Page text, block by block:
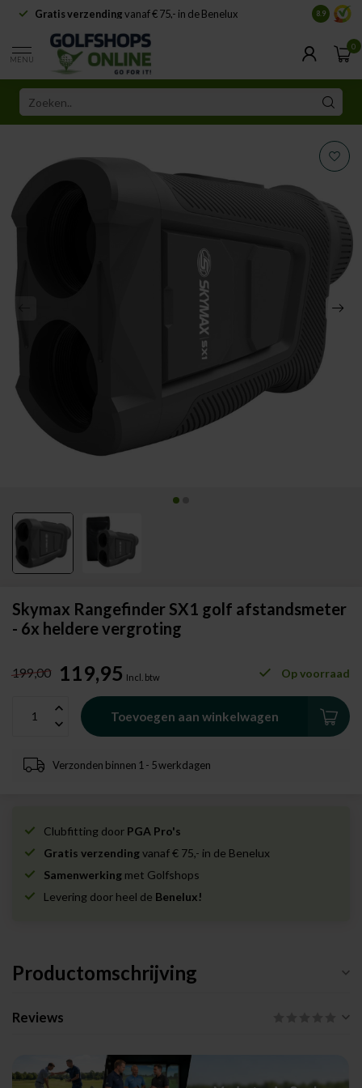
Gratis verzendingvanaf € 75,- in de Benelux 8.9
MENU
0
Skymax Rangefinder SX1 golf afstandsmeter
- 6x heldere vergroting
199,00 119,95 Incl. btw Op voorraad
Toevoegen aan winkelwagen
Verzonden binnen 1 - 5 werkdagen
Clubfitting door PGA Pro's
Gratis verzendingvanaf € 75,- in de Benelux
Samenwerking met Golfshops
Levering door heel de Benelux!
Productomschrijving
Reviews